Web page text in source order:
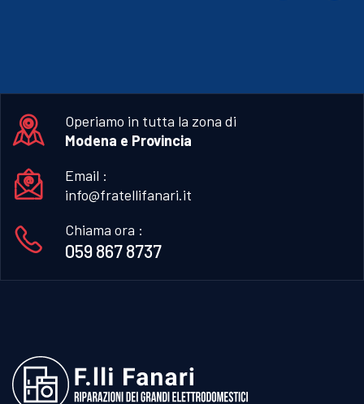
Operiamo in tutta la zona di
Modena e Provincia
Email :
info@fratellifanari.it
Chiama ora :
059 867 8737